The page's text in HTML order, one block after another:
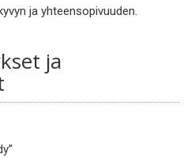
ja yhteensopivuuden.
ja